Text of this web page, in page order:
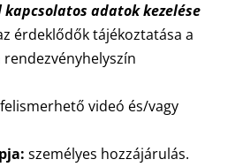
kapcsolatos adatok kezelése
érdeklődők tájékoztatása a
felismerhető videó és/vagy
személyes hozzájárulás.